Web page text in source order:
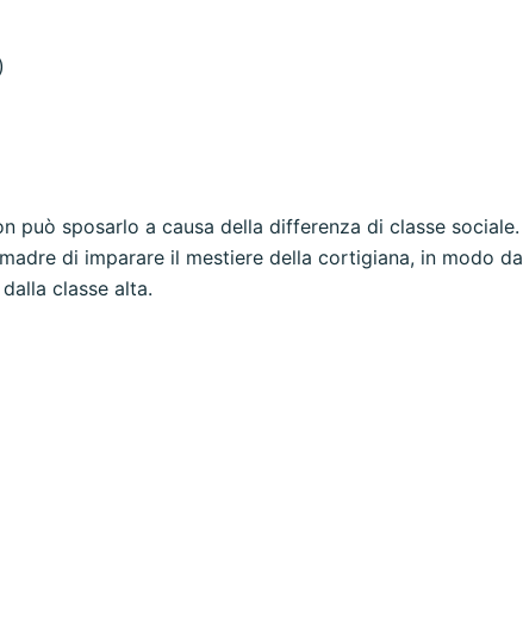
può sposarlo a causa della differenza di classe sociale.
di imparare il mestiere della cortigiana, in modo da
classe alta.